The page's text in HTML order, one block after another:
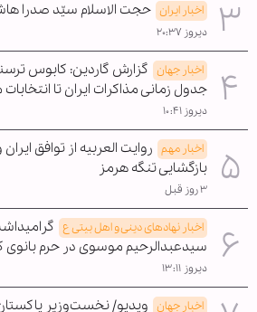
اخبار ایران حجت الاسلام سیّد صدرا
دیروز ۲۰:۳۷
اخبار جهان گزارش گاردین: کابوس
جدول زمانی مذاکرات ایران تا
دیروز ۱۰:۴۱
اخبار مهم روایت العربیه از توافق
بازگشایی تنگه هرمز
۳ روز قبل
اخبار نهادهای دینی و اهل بیتی ع
سیدعبدالرحیم موسوی در حرم بانوی
دیروز ۱۳:۱۱
اخبار جهان ویدیو/ نخست‌وزیر